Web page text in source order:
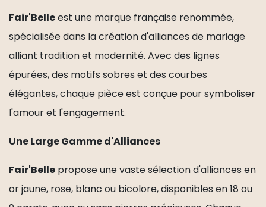
Fair'Belleest une marque française renommée,
spécialisée dans la création d'alliances de mariage
alliant tradition et modernité. Avec des lignes
épurées, des motifs sobres et des courbes
élégantes, chaque pièce est conçue pour symboliser
l'amour et l'engagement.
Une Large Gamme d'Alliances
Fair'Belle propose une vaste sélection d'alliances en
or jaune, rose, blanc ou bicolore, disponibles en 18 ou